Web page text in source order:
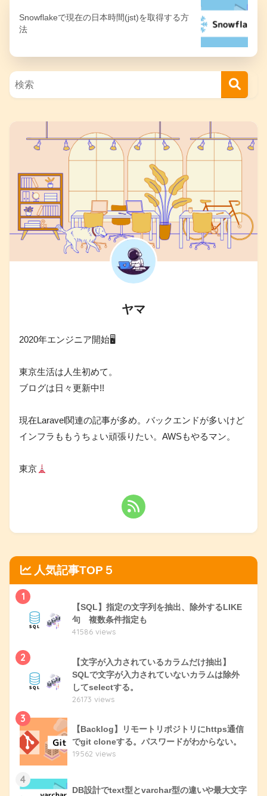
Snowflakeで現在の日本時間(jst)を取得する方
法
ヤマ
2020年エンジニア開始🖥
東京生活は人生初めて。
ブログは日々更新中!!
現在Laravel関連の記事が多め。バックエンドが多いけど
インフラももうちょい頑張りたい。AWSもやるマン。
東京
人気記事TOP５
1
【SQL】指定の文字列を抽出、除外するLIKE
句 複数条件指定も
41586 views
2
【文字が入力されているカラムだけ抽出】
SQLで文字が入力されていないカラムは除外
してselectする。
26173 views
3
【Backlog】リモートリポジトリにhttps通信
でgit cloneする。パスワードがわからない。
19562 views
4
DB設計でtext型とvarchar型の違いや最大文字